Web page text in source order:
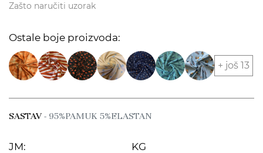
Zašto naručiti uzorak
Ostale boje proizvoda:
+ još 13
SASTAV- 95%PAMUK 5%ELASTAN
JM:
KG